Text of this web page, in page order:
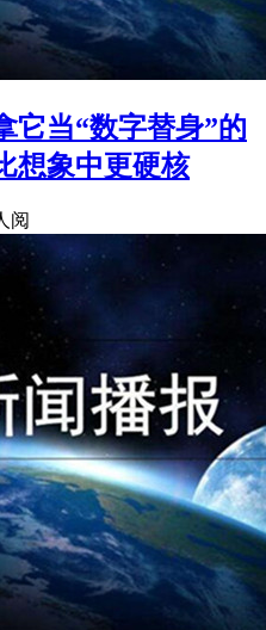
它当“数字替身”的
想象中更硬核
阅